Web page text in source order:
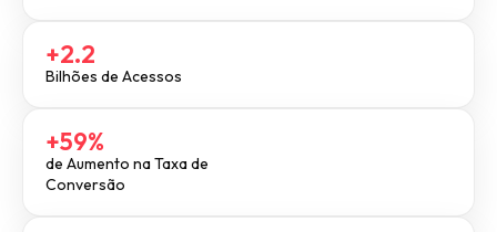
+2.2
Bilhões de Acessos
+59%
de Aumento na Taxa de
Conversão